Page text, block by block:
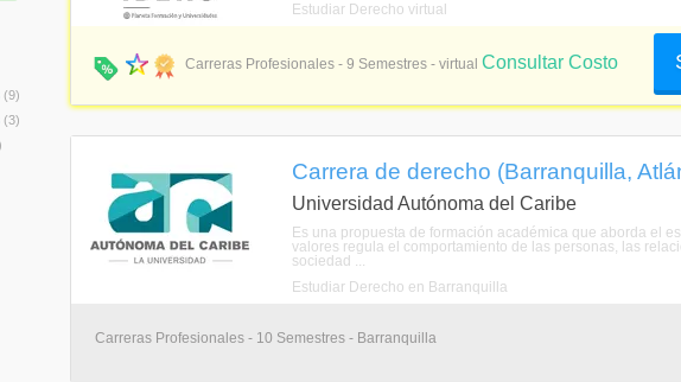
(9)
(3)
Estudiar Derecho virtual
Carreras Profesionales - 9 Semestres - virtual Consultar Costo
Carrera de derecho (Barranquilla,
Universidad Autónoma del Caribe
Es una propuesta de formación académica que aborda el
valores regula el comportamiento de las personas, las
sociedad ...
Estudiar Derecho en Barranquilla
Carreras Profesionales - 10 Semestres - Barranquilla